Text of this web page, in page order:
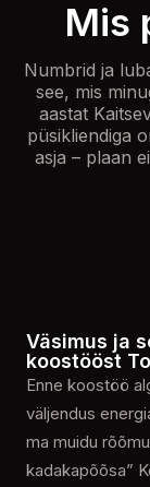
Mis
Numbrid ja
see, mis
aastat
püsikliendiga
asja – plaan
Väsimus ja
koostööst
Enne koostöö
väljendus
ma muidu
kadakapõõsa”